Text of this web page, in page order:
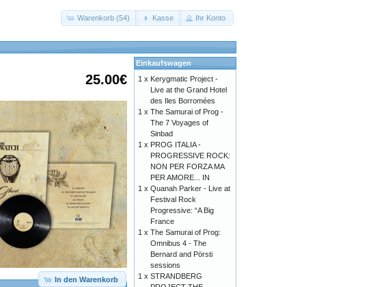
Warenkorb (54) Kasse Ihr Konto
25.00€
In den Warenkorb
Einkaufswagen
1 x Kerygmatic Project -
Live at the Grand Hotel
des Iles Borromées
1 x The Samurai of Prog -
The 7 Voyages of
Sinbad
1 x PROG ITALIA -
PROGRESSIVE ROCK:
NON PER FORZA MA
PER AMORE... IN
1 x Quanah Parker - Live at
Festival Rock
Progressive: “A Big
France
1 x The Samurai of Prog:
Omnibus 4 - The
Bernard and Pörsti
sessions
1 x STRANDBERG